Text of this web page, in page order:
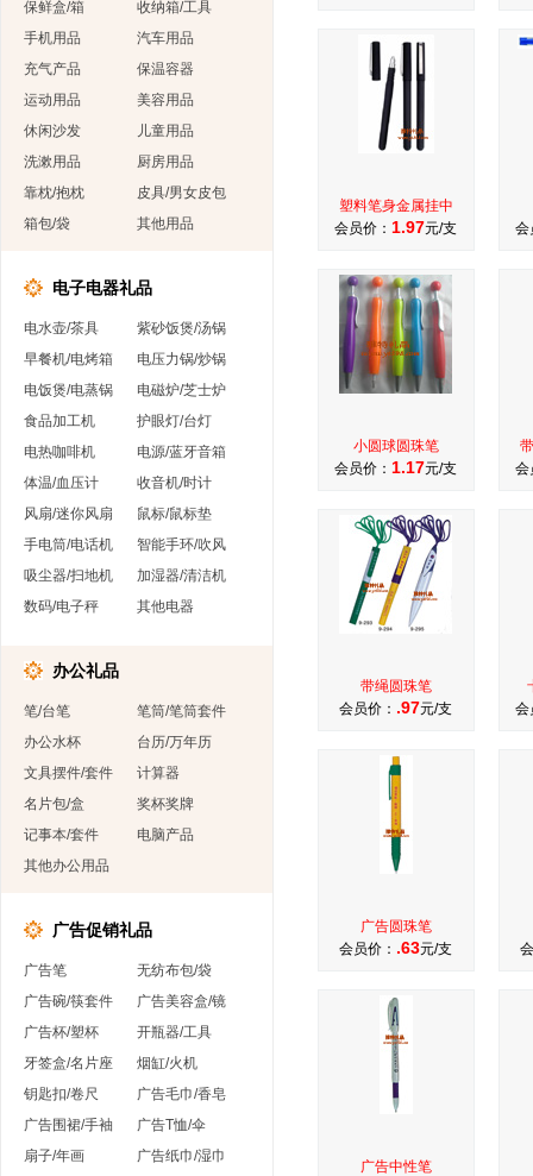
保鲜盒/箱
收纳箱/工具
手机用品
汽车用品
充气产品
保温容器
运动用品
美容用品
休闲沙发
儿童用品
洗漱用品
厨房用品
靠枕/抱枕
皮具/男女皮包
箱包/袋
其他用品
电子电器礼品
电水壶/茶具
紫砂饭煲/汤锅
早餐机/电烤箱
电压力锅/炒锅
电饭煲/电蒸锅
电磁炉/芝士炉
食品加工机
护眼灯/台灯
电热咖啡机
电源/蓝牙音箱
体温/血压计
收音机/时计
风扇/迷你风扇
鼠标/鼠标垫
手电筒/电话机
智能手环/吹风
吸尘器/扫地机
加湿器/清洁机
数码/电子秤
其他电器
办公礼品
笔/台笔
笔筒/笔筒套件
办公水杯
台历/万年历
文具摆件/套件
计算器
名片包/盒
奖杯奖牌
记事本/套件
电脑产品
其他办公用品
广告促销礼品
广告笔
无纺布包/袋
广告碗/筷套件
广告美容盒/镜
广告杯/塑杯
开瓶器/工具
牙签盒/名片座
烟缸/火机
钥匙扣/卷尺
广告毛巾/香皂
广告围裙/手袖
广告T恤/伞
扇子/年画
广告纸巾/湿巾
塑料笔身金属挂中
会员价： 1.97元/支 会
小圆球圆珠笔
会员价： 1.17元/支
会
带绳圆珠笔
会员价： .97元/支
会
广告圆珠笔
会员价： .63元/支
广告中性笔